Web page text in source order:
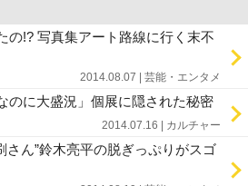
の!? 写真集アート路線に行く末不
2014.08.07 | 芸能・エンタメ
のに大盛況」個展に隠された秘密
2014.07.16 | カルチャー
さん”鈴木亮平の脱ぎっぷりがスゴ